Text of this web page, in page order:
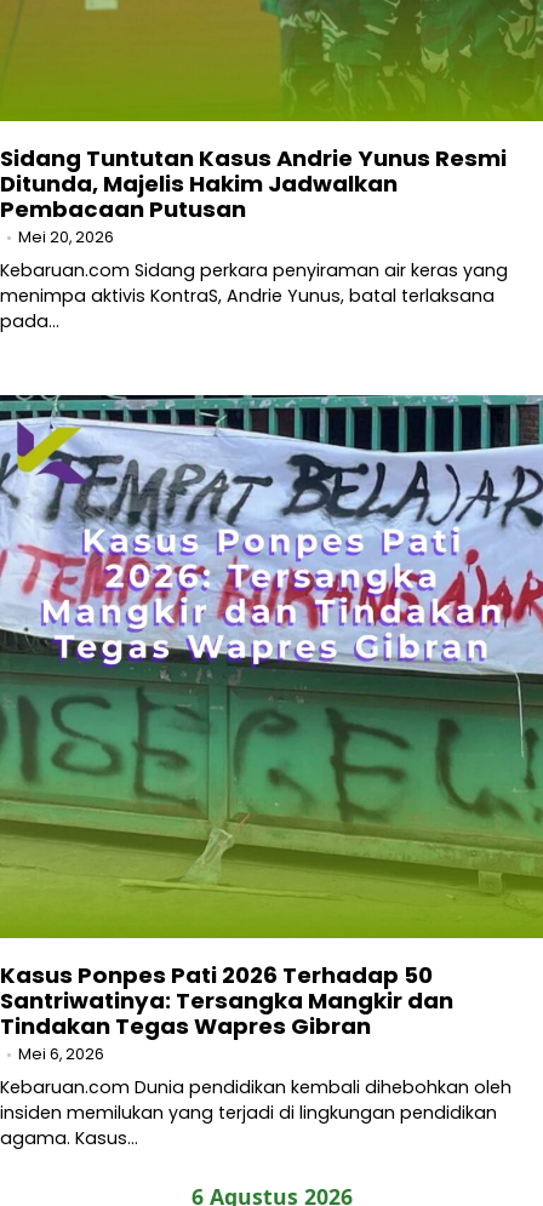
Sidang Tuntutan Kasus Andrie Yunus Resmi
Ditunda, Majelis Hakim Jadwalkan
Pembacaan Putusan
Mei 20, 2026
Kebaruan.com Sidang perkara penyiraman air keras yang
menimpa aktivis KontraS, Andrie Yunus, batal terlaksana
pada…
Kasus Ponpes Pati 2026 Terhadap 50
Santriwatinya: Tersangka Mangkir dan
Tindakan Tegas Wapres Gibran
Mei 6, 2026
Kebaruan.com Dunia pendidikan kembali dihebohkan oleh
insiden memilukan yang terjadi di lingkungan pendidikan
agama. Kasus…
6 Agustus 2026